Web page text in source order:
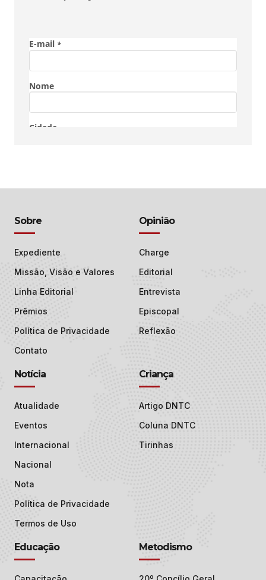
Sobre
Expediente
Missão, Visão e Valores
Linha Editorial
Prêmios
Política de Privacidade
Contato
Opinião
Charge
Editorial
Entrevista
Episcopal
Reflexão
Notícia
Atualidade
Eventos
Internacional
Nacional
Nota
Política de Privacidade
Termos de Uso
Criança
Artigo DNTC
Coluna DNTC
Tirinhas
Educação Metodismo